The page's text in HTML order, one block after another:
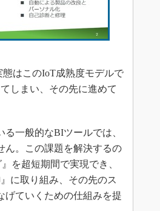
はこのIoT成熟度モデルで
しまい、その先に進めて
一般的なBIツールでは、
ん。この課題を解決するの
を超短期間で実現でき、
に取り組み、その先のス
げていくための仕組みを提